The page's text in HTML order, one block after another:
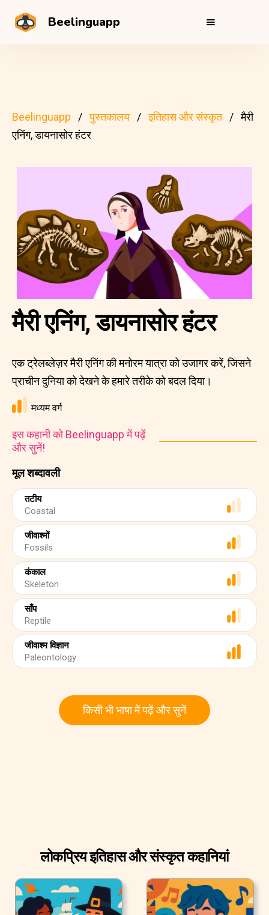
Beelinguapp
Beelinguapp पुस्तकालय इतिहास और संस्कृत
मैरी
एनिंग, डायनासोर हंटर
मूल शब्दावली
तटीय
Coastal
जीवाश्मों
Fossils
कंकाल
Skeleton
साँप
Reptile
जीवाश्म विज्ञान
Paleontology
मैरी एनिंग, डायनासोर हंटर
एक ट्रेलब्लेज़र मैरी एनिंग की मनोरम यात्रा को उजागर करें, जिसने
प्राचीन दुनिया को देखने के हमारे तरीके को बदल दिया।
मध्यम वर्ग
इस कहानी को Beelinguapp में पढ़ें
और सुनें!
किसी भी भाषा में पढ़ें और सुनें
लोकप्रिय इतिहास और संस्कृत कहानियां